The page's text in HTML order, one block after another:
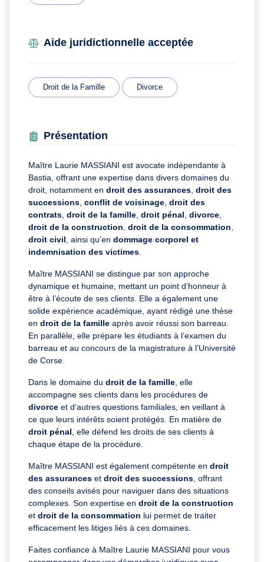
Aide juridictionnelle acceptée
Droit de la Famille Divorce
Présentation
Maître Laurie MASSIANI est avocate indépendante à
Bastia, offrant une expertise dans divers domaines du
droit, notamment en droit des assurances, droit des
successions, conflit de voisinage, droit des
contrats, droit de la famille, droit pénal, divorce,
droit de la construction, droit de la consommation,
droit civil, ainsi qu’en dommage corporel et
indemnisation des victimes.
Maître MASSIANI se distingue par son approche
dynamique et humaine, mettant un point d’honneur à
être à l’écoute de ses clients. Elle a également une
solide expérience académique, ayant rédigé une thèse
en droit de la famille après avoir réussi son barreau.
En parallèle, elle prépare les étudiants à l’examen du
barreau et au concours de la magistrature à l’Université
de Corse.
Dans le domaine du droit de la famille, elle
accompagne ses clients dans les procédures de
divorce et d’autres questions familiales, en veillant à
ce que leurs intérêts soient protégés. En matière de
droit pénal, elle défend les droits de ses clients à
chaque étape de la procédure.
Maître MASSIANI est également compétente en droit
des assurances et droit des successions, offrant
des conseils avisés pour naviguer dans des situations
complexes. Son expertise en droit de la construction
et droit de la consommation lui permet de traiter
efficacement les litiges liés à ces domaines.
Faites confiance à Maître Laurie MASSIANI pour vous